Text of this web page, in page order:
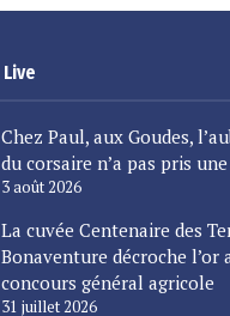
Live
Chez Paul, aux Goudes,
du corsaire n’a pas pris
3 août 2026
La cuvée Centenaire des
Bonaventure décroche l’or
concours général agricole
31 juillet 2026